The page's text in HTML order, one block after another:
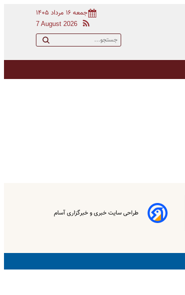
جمعه ۱۶ مرداد ۱۴۰۵
7 August 2026
طراحی سایت خبری و خبرگزاری آسام